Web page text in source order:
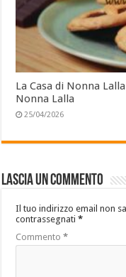
La Casa di Nonna
Nonna Lalla
25/04/2026
Lascia un commento
Il tuo indirizzo email non
contrassegnati*
Commento*